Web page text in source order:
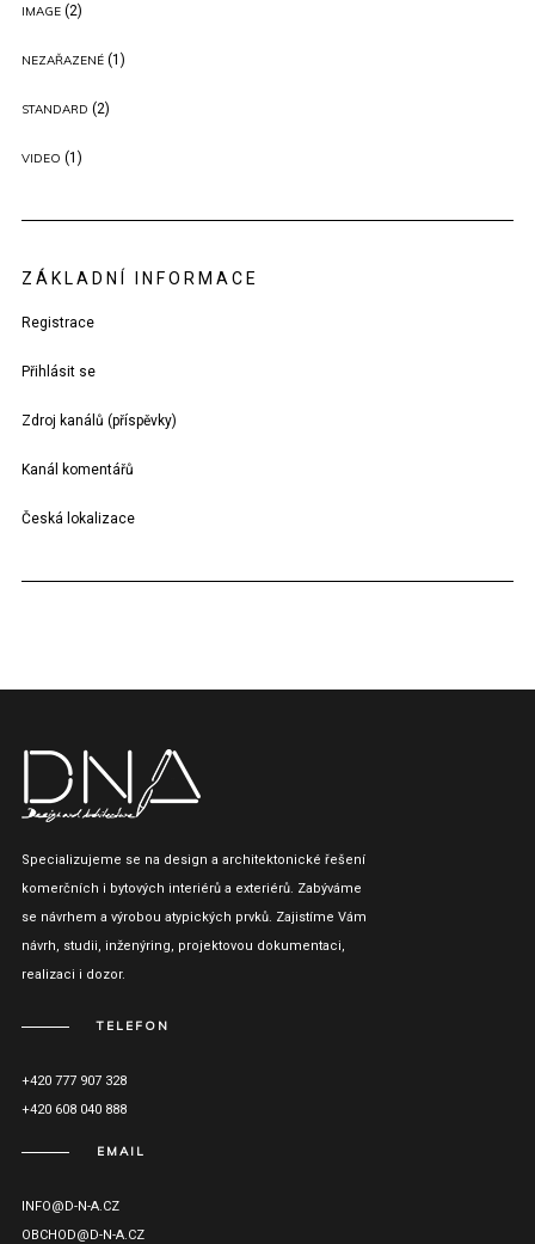
IMAGE(2)
NEZAŘAZENÉ(1)
STANDARD (2)
VIDEO (1)
ZÁKLADNÍ INFORMACE
Registrace
Přihlásit se
Zdroj kanálů (příspěvky)
Kanál komentářů
Česká lokalizace
Specializujeme se na design a architektonické řešení
komerčních i bytových interiérů a exteriérů. Zabýváme
se návrhem a výrobou atypických prvků. Zajistíme Vám
návrh, studii, inženýring, projektovou dokumentaci,
realizaci i dozor.
TELEFON
+420 777 907 328
+420 608 040 888
EMAIL
INFO@D-N-A.CZ
OBCHOD@D-N-A.CZ